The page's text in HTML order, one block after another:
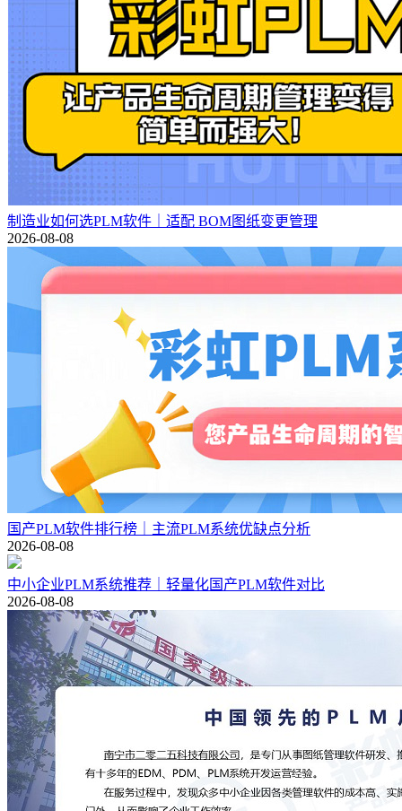
制造业如何选PLM软件｜适配 BOM图纸变更管理
2026-08-08
国产PLM软件排行榜｜主流PLM系统优缺点分析
2026-08-08
中小企业PLM系统推荐｜轻量化国产PLM软件对比
2026-08-08